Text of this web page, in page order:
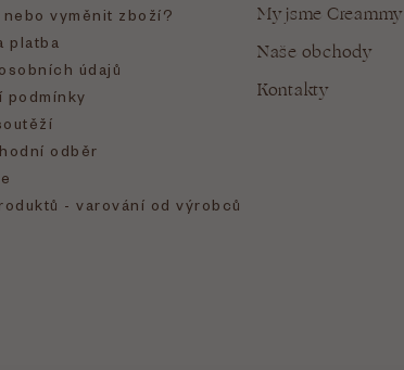
vyměnit zboží?
platba
údajů
podmínky
odběr
- varování od výrobců
My jsme Creammy
Naše obchody
Kontakty